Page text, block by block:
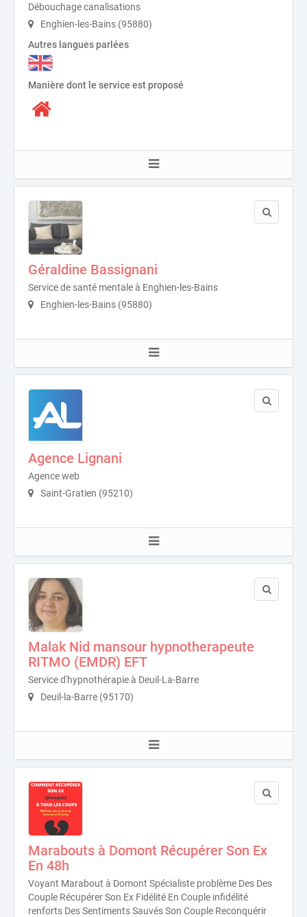
Débouchage canalisations
Enghien-les-Bains (95880)
Autres langues parlées
Manière dont le service est proposé
Géraldine Bassignani
Service de santé mentale à Enghien-les-Bains
Enghien-les-Bains (95880)
Agence Lignani
Agence web
Saint-Gratien (95210)
Malak Nid mansour hypnotherapeute
RITMO (EMDR) EFT
Service d'hypnothérapie à Deuil-La-Barre
Deuil-la-Barre (95170)
Marabouts à Domont Récupérer Son Ex
En 48h
Voyant Marabout à Domont Spécialiste problème Des Des
Couple Récupérer Son Ex Fidélité En Couple infidélité
renforts Des Sentiments Sauvés Son Couple Reconquérir